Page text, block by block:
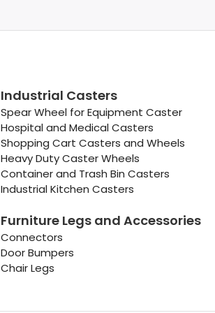
Industrial Casters
Spear Wheel for Equipment Caster
Hospital and Medical Casters
Shopping Cart Casters and Wheels
Heavy Duty Caster Wheels
Container and Trash Bin Casters
Industrial Kitchen Casters
Furniture Legs and Accessories
Connectors
Door Bumpers
Chair Legs